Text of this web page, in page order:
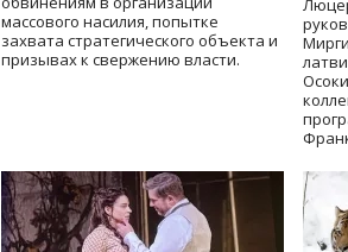
массового насилия, попытке
захвата стратегического объекта и
призывах к свержению власти.